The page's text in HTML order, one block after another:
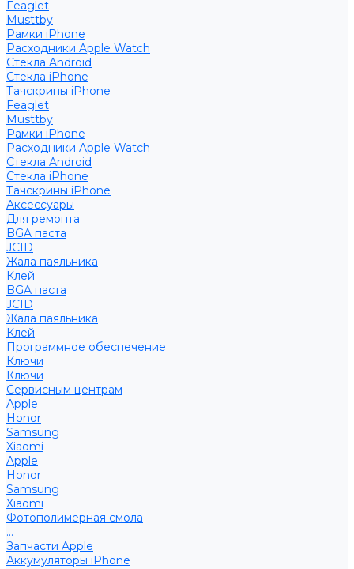
Feaglet
Musttby
Рамки iPhone
Расходники Apple Watch
Стекла Android
Стекла iPhone
Тачскрины iPhone
Feaglet
Musttby
Рамки iPhone
Расходники Apple Watch
Стекла Android
Стекла iPhone
Тачскрины iPhone
Аксессуары
Для ремонта
BGA паста
JCID
Жала паяльника
Клей
BGA паста
JCID
Жала паяльника
Клей
Программное обеспечение
Ключи
Ключи
Сервисным центрам
Apple
Honor
Samsung
Xiaomi
Apple
Honor
Samsung
Xiaomi
Фотополимерная смола
...
Запчасти Apple
Аккумуляторы iPhone